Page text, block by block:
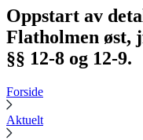
Oppstart av
Flatholmen øst,
§§ 12-8 og 12-9.
Forside
Aktuelt